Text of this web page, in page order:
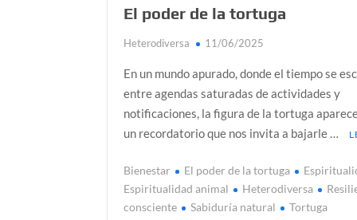
El poder de la tortuga
Heterodiversa 11/06/2025
En un mundo apurado, donde el tiempo se
entre agendas saturadas de actividades y
notificaciones, la figura de la tortuga
un recordatorio que nos invita a bajarle …
Bienestar El poder de la tortuga
Espiritualidad animal
Heterodiversa
consciente
Sabiduría natural Tortuga